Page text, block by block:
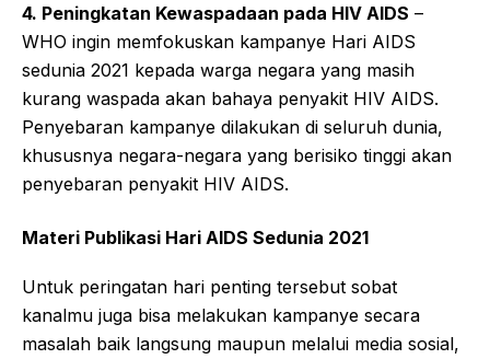
4. Peningkatan Kewaspadaan pada HIV AIDS –
WHO ingin memfokuskan kampanye Hari AIDS
sedunia 2021 kepada warga negara yang masih
kurang waspada akan bahaya penyakit HIV AIDS.
Penyebaran kampanye dilakukan di seluruh dunia,
khususnya negara-negara yang berisiko tinggi akan
penyebaran penyakit HIV AIDS.
Materi Publikasi Hari AIDS Sedunia 2021
Untuk peringatan hari penting tersebut sobat
kanalmu juga bisa melakukan kampanye secara
masalah baik langsung maupun melalui media sosial,